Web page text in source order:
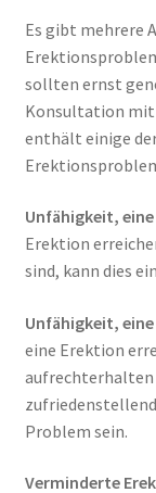
Es gibt mehrere
sollten ernst
Konsultation mit
enthält einige
Unfähigkeit,
Erektion
sind, kann dies
Unfähigkeit,
eine Erektion
aufrechterhalten
Problem sein.
Verminderte